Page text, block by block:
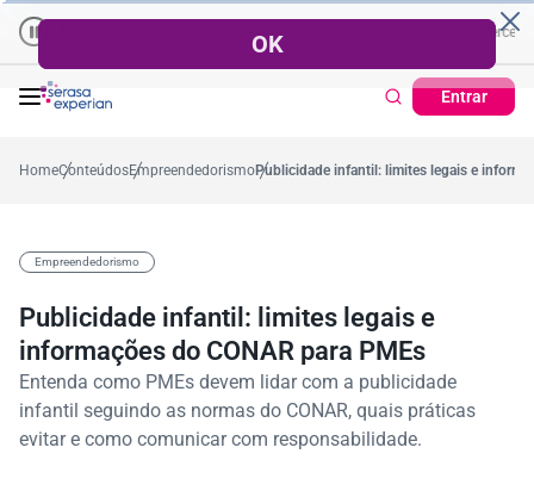
de Crédito Percentual no mês
Entrar
no mês Cartão de Crédito | Cadastro Positivo Ticket
HomeConteúdosEmpreendedorismoPublicidade infantil: limites legais e
Empreendedorismo
Publicidade infantil: limites legais e
informações do CONAR para PMEs
Entenda como PMEs devem lidar com a publicidade
infantil seguindo as normas do CONAR, quais práticas
evitar e como comunicar com responsabilidade.